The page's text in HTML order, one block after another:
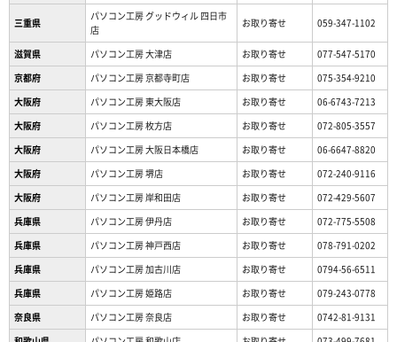
三重県
パソコン工房 グッドウィル 四日市
店
お取り寄せ 059-347-1102
滋賀県 パソコン工房 大津店 お取り寄せ
077-547-5170
京都府
パソコン工房 京都寺町店 お取り寄せ
075-354-9210
大阪府
パソコン工房 東大阪店 お取り寄せ
06-6743-7213
大阪府
パソコン工房 枚方店 お取り寄せ
072-805-3557
大阪府
パソコン工房 大阪日本橋店 お取り寄せ
06-6647-8820
大阪府
パソコン工房 堺店 お取り寄せ
072-240-9116
大阪府
パソコン工房 岸和田店 お取り寄せ
072-429-5607
兵庫県
パソコン工房 伊丹店 お取り寄せ
072-775-5508
兵庫県
パソコン工房 神戸西店 お取り寄せ
078-791-0202
兵庫県
パソコン工房 加古川店 お取り寄せ
0794-56-6511
兵庫県
パソコン工房 姫路店 お取り寄せ
079-243-0778
奈良県
パソコン工房 奈良店 お取り寄せ
0742-81-9131